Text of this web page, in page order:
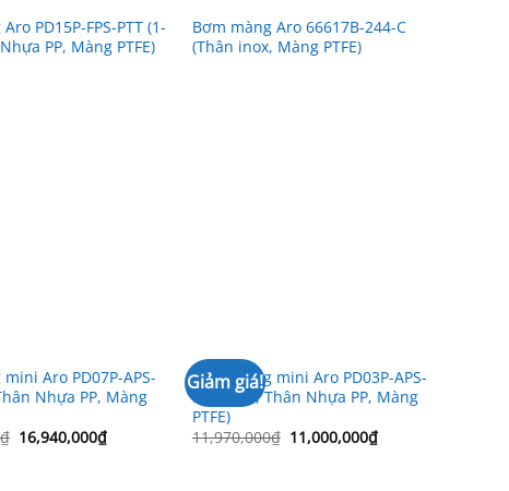
PD15P-FPS-PTT (1-
PP, Màng PTFE)
Bơm màng Aro 66617B-244-C
(Thân inox, Màng PTFE)
Aro PD07P-APS-
Nhựa PP, Màng
₫ Giá
gốc
16,940,000₫Giá
hiện
Giảm giá!
Bơm màng mini Aro PD03P-APS-
PTT (3/8”, Thân Nhựa PP, Màng
PTFE)
11,970,000₫ Giá
gốc
11,000,000₫Giá
hiện